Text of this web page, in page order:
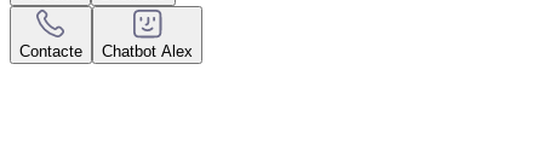
Contacte Chatbot Alex